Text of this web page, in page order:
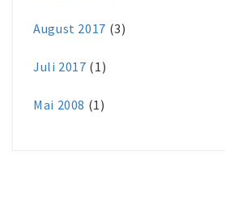
August 2017 (3)
Juli 2017 (1)
Mai 2008 (1)